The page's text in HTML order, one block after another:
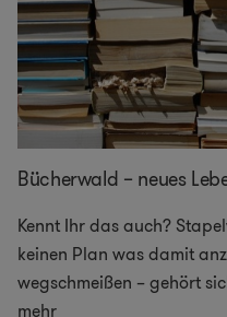
Bücherwald – neues
Kennt Ihr das auch?
keinen Plan was damit
wegschmeißen – gehört
mehr